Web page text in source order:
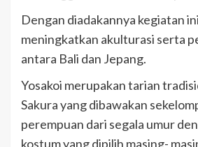
Dengan diadakannya kegiatan
meningkatkan akulturasi serta
antara Bali dan Jepang.
Yosakoi merupakan tarian
Sakura yang dibawakan
perempuan dari segala umur
kostum yang dipilih masing-